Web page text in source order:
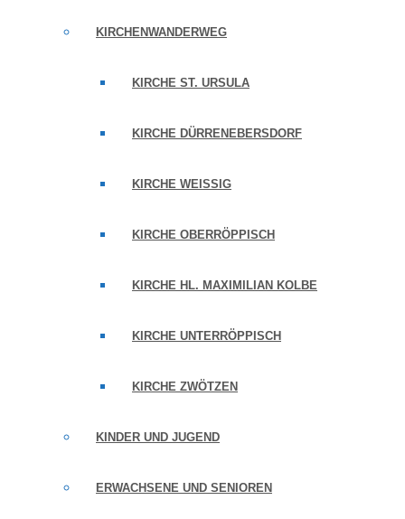
KIRCHENWANDERWEG
KIRCHE ST. URSULA
KIRCHE DÜRRENEBERSDORF
KIRCHE WEISSIG
KIRCHE OBERRÖPPISCH
KIRCHE HL. MAXIMILIAN KOLBE
KIRCHE UNTERRÖPPISCH
KIRCHE ZWÖTZEN
KINDER UND JUGEND
ERWACHSENE UND SENIOREN